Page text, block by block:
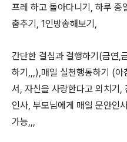
프레 하고 돌아다니기 , 하루 종
춤추기 , 1인방송해보기 ,
간단한 결심과 결행하기 (금연,
하기 ,,,),매일 실천행동하기 (아
서, 자신을 사랑한다고 외치기 ,
인사, 부모님에게 매일 문안인
가능,,,